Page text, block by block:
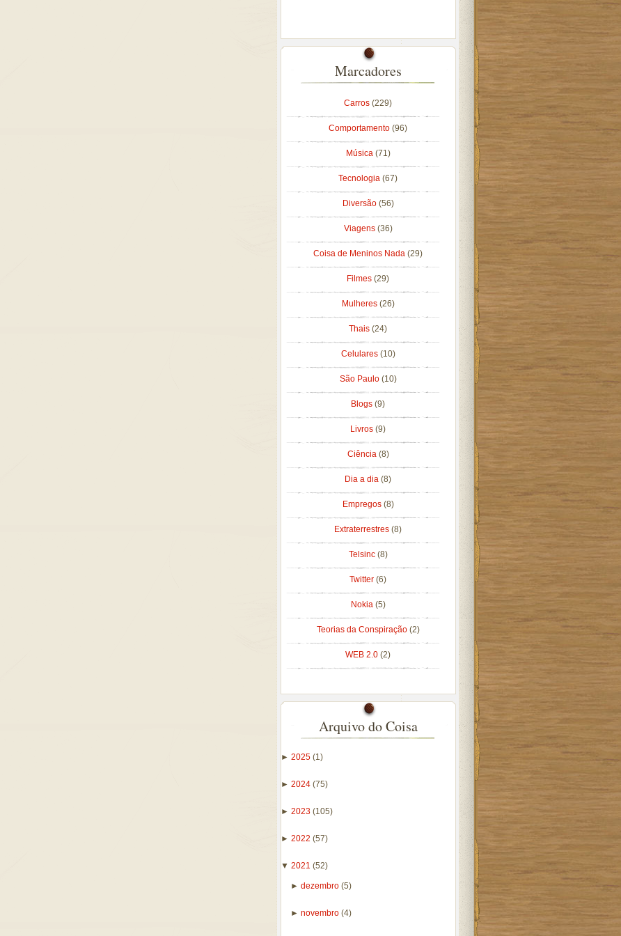
Marcadores
Carros (229)
Comportamento (96)
Música (71)
Tecnologia (67)
Diversão (56)
Viagens (36)
Coisa de Meninos Nada (29)
Filmes (29)
Mulheres (26)
Thais (24)
Celulares (10)
São Paulo (10)
Blogs (9)
Livros (9)
Ciência (8)
Dia a dia (8)
Empregos (8)
Extraterrestres (8)
Telsinc (8)
Twitter (6)
Nokia (5)
Teorias da Conspiração (2)
WEB 2.0 (2)
Arquivo do Coisa
► 2025 (1)
► 2024 (75)
► 2023 (105)
► 2022 (57)
▼ 2021 (52)
► dezembro (5)
► novembro (4)